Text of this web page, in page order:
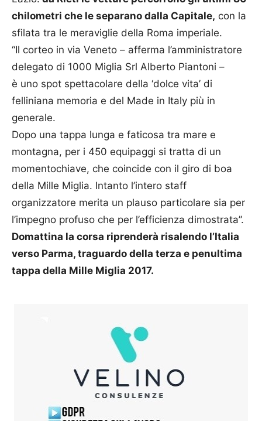
chilometri che le separano dalla Capitale, con la
sfilata tra le meraviglie della Roma imperiale.
“Il corteo in via Veneto – afferma l’amministratore
delegato di 1000 Miglia Srl Alberto Piantoni –
è uno spot spettacolare della ‘dolce vita’ di
felliniana memoria e del Made in Italy più in
generale.
Dopo una tappa lunga e faticosa tra mare e
montagna, per i 450 equipaggi si tratta di un
momentochiave, che coincide con il giro di boa
della Mille Miglia. Intanto l’intero staff
organizzatore merita un plauso particolare sia per
l’impegno profuso che per l’efficienza dimostrata”.
Domattina la corsa riprenderà risalendo l’Italia
verso Parma, traguardo della terza e penultima
tappa della Mille Miglia 2017.